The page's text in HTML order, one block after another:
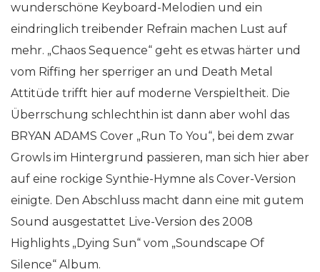
wunderschöne Keyboard-Melodien und ein
eindringlich treibender Refrain machen Lust auf
mehr. „Chaos Sequence“ geht es etwas härter und
vom Riffing her sperriger an und Death Metal
Attitüde trifft hier auf moderne Verspieltheit. Die
Überrschung schlechthin ist dann aber wohl das
BRYAN ADAMS Cover „Run To You“, bei dem zwar
Growls im Hintergrund passieren, man sich hier aber
auf eine rockige Synthie-Hymne als Cover-Version
einigte. Den Abschluss macht dann eine mit gutem
Sound ausgestattet Live-Version des 2008
Highlights „Dying Sun“ vom „Soundscape Of
Silence“ Album.